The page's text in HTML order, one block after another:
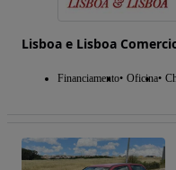
Lisboa e Lisboa
Financiamento Oficina